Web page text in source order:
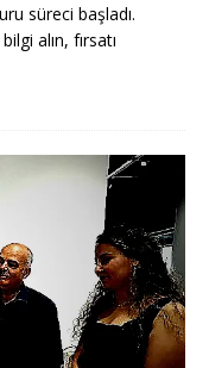
süreci başladı.
alın, fırsatı